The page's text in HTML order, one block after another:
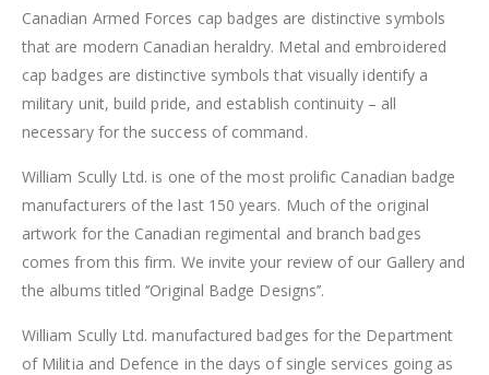
Canadian Armed Forces cap badges are distinctive symbols
that are modern Canadian heraldry. Metal and embroidered
cap badges are distinctive symbols that visually identify a
military unit, build pride, and establish continuity – all
necessary for the success of command.
William Scully Ltd. is one of the most prolific Canadian badge
manufacturers of the last 150 years. Much of the original
artwork for the Canadian regimental and branch badges
comes from this firm. We invite your review of our Gallery and
the albums titled ‘’Original Badge Designs’’.
William Scully Ltd. manufactured badges for the Department
of Militia and Defence in the days of single services going as